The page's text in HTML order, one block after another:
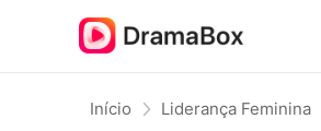
Início Liderança Feminina